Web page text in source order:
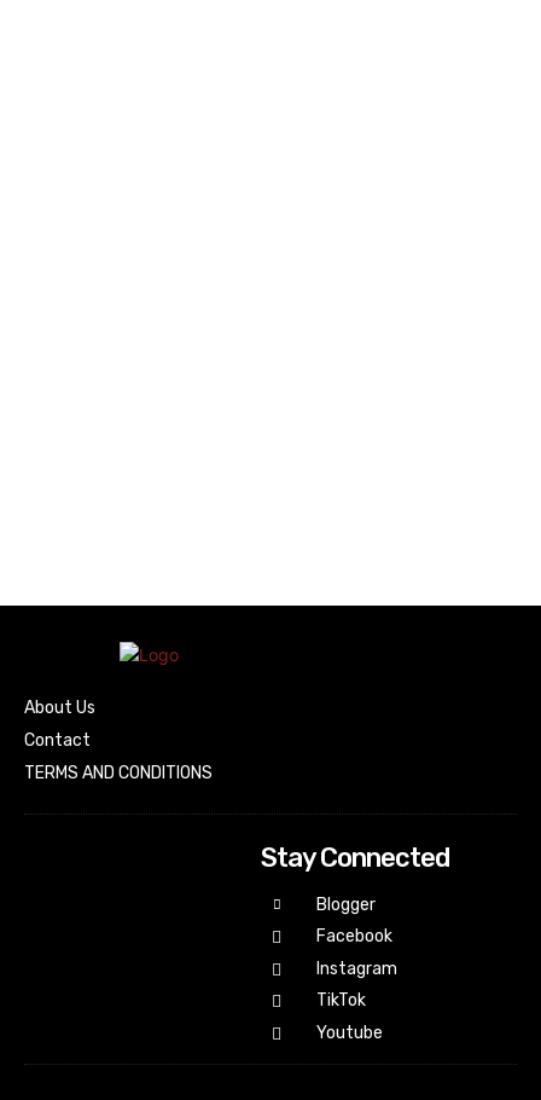
About Us
Contact
TERMS AND CONDITIONS
Stay Connected
Blogger
Facebook
Instagram
TikTok
Youtube